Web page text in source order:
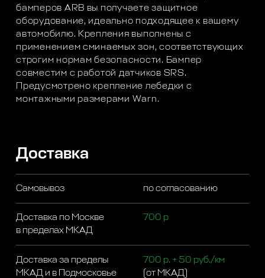
бамперов ARB вы получаете защитное
оборудование, идеально подходящее к вашему
автомобилю. Крепления выполнены с
применением сминаемых зон, соответствующих
строгим нормам безопасности. Бампер
совместим с работой датчиков SRS.
Предусмотрено крепление лебедки с
монтажными размерами Warn.
Доставка
Самовывоз по согласованию
Доставка по Москве
в пределах МКАД
700 р
Доставка за пределы
МКАД и в Подмосковье
700 р. + 50 руб./км
(от МКАД)